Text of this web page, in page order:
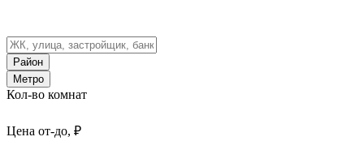
Район
Метро
Кол-во комнат
Цена от-до, ₽